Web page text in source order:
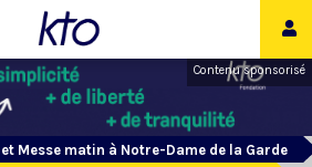
Contenu sponsorisé
et Messe matin à Notre-Dame de la Garde